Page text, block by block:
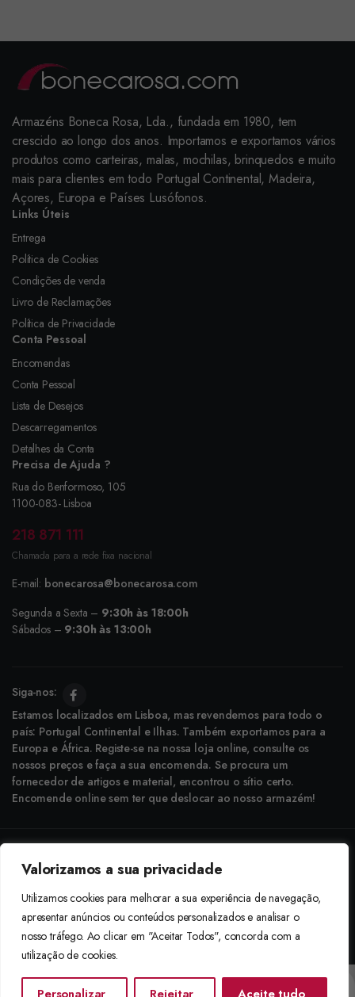
Valorizamos a sua privacidade
Utilizamos cookies para melhorar a sua experiência de navegação,
apresentar anúncios ou conteúdos personalizados e analisar o
nosso tráfego. Ao clicar em "Aceitar Todos", concorda com a
utilização de cookies.
Armazéns Boneca Rosa, Lda., fundada em 1980, tem
crescido ao longo dos anos. Importamos e exportamos vários
produtos como carteiras, malas, mochilas, brinquedos e muito
mais para clientes em todo Portugal Continental, Madeira,
Açores, Europa e Países Lusófonos.
Links Úteis
Entrega
Política de Cookies
Condições de venda
Livro de Reclamações
Política de Privacidade
Conta Pessoal
Encomendas
Conta Pessoal
Lista de Desejos
Descarregamentos
Detalhes da Conta
Precisa de Ajuda ?
Rua do Benformoso, 105
1100-083- Lisboa
218 871 111
Chamada para a rede fixa nacional
E-mail: bonecarosa@bonecarosa.com
Segunda a Sexta – 9:30h às 18:00h
Sábados – 9:30h às 13:00h
Siga-nos:
Estamos localizados em Lisboa, mas revendemos para todo o
país: Portugal Continental e Ilhas. Também exportamos para a
Europa e África. Registe-se na nossa loja online, consulte os
nossos preços e faça a sua encomenda. Se procura um
fornecedor de artigos e material, encontrou o sítio certo.
Encomende online sem ter que deslocar ao nosso armazém!
Aceitamos: Transferência Bancária e Envio à Cobrança